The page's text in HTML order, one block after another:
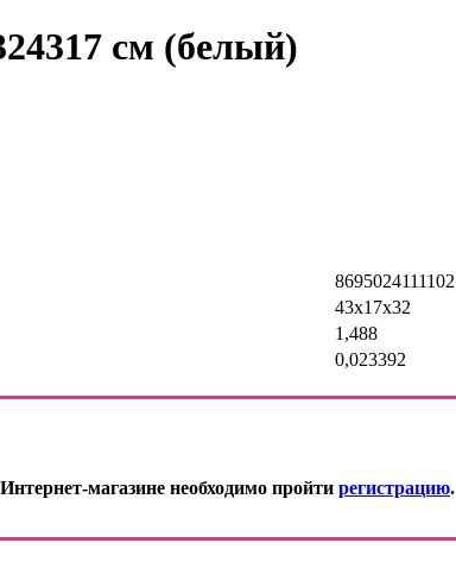
см (белый)
8695024111102
43х17х32
1,488
0,023392
магазине необходимо пройти регистрацию.